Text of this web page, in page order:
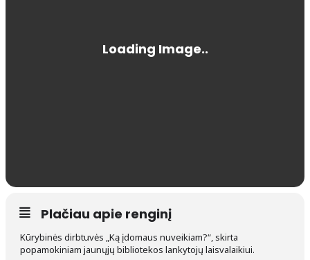
Plačiau apie renginį
Kūrybinės dirbtuvės „Ką įdomaus nuveikiam?“, skirta
popamokiniam jaunųjų bibliotekos lankytojų laisvalaikiui.